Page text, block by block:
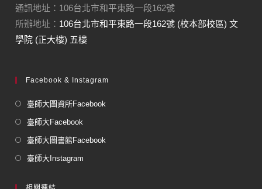
通訊地址：106台北市和平東路一段162號
所辦地址： 106台北市和平東路一段162號 (校本部校區) 文
學院 (正大樓) 五樓
Facebook & Instagram
臺師大圖資所Facebook
臺師大Facebook
臺師大圖書館Facebook
臺師大Instagram